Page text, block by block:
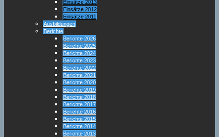
Einsätze 2013
Einsätze 2012
Einsätze 2011
Ausbildungen
Berichte
Berichte 2026
Berichte 2025
Berichte 2024
Berichte 2023
Berichte 2022
Berichte 2021
Berichte 2020
Berichte 2019
Berichte 2018
Berichte 2017
Berichte 2016
Berichte 2015
Berichte 2014
Berichte 2013